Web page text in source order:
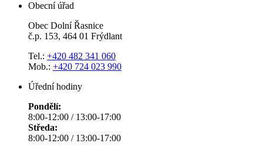
Obecní úřad
Obec Dolní Řasnice
č.p. 153, 464 01 Frýdlant
Tel.: +420 482 341 060
Mob.: +420 724 023 990
Úřední hodiny
Pondělí:
8:00-12:00 / 13:00-17:00
Středa:
8:00-12:00 / 13:00-17:00